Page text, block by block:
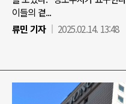
이들의 곁...
류민 기자
2025.02.14. 13:48